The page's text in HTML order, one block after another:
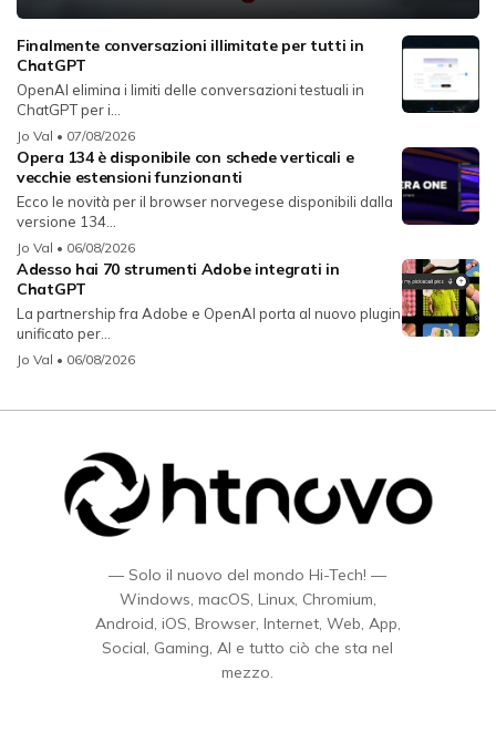
Finalmente conversazioni illimitate per tutti in
ChatGPT
OpenAI elimina i limiti delle conversazioni testuali in
ChatGPT per i...
Jo Val • 07/08/2026
Opera 134 è disponibile con schede verticali e
vecchie estensioni funzionanti
Ecco le novità per il browser norvegese disponibili dalla
versione 134...
Jo Val • 06/08/2026
Adesso hai 70 strumenti Adobe integrati in
ChatGPT
La partnership fra Adobe e OpenAI porta al nuovo plugin
unificato per...
Jo Val • 06/08/2026
— Solo il nuovo del mondo Hi-Tech! —
Windows, macOS, Linux, Chromium,
Android, iOS, Browser, Internet, Web, App,
Social, Gaming, AI e tutto ciò che sta nel
mezzo.